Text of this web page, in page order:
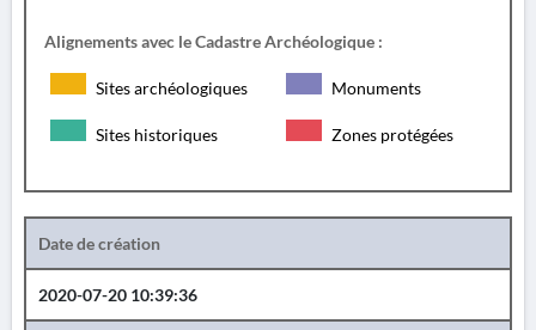
Alignements avec le Cadastre Archéologique :
Sites archéologiques Monuments
Sites historiques Zones protégées
Date de création
2020-07-20 10:39:36